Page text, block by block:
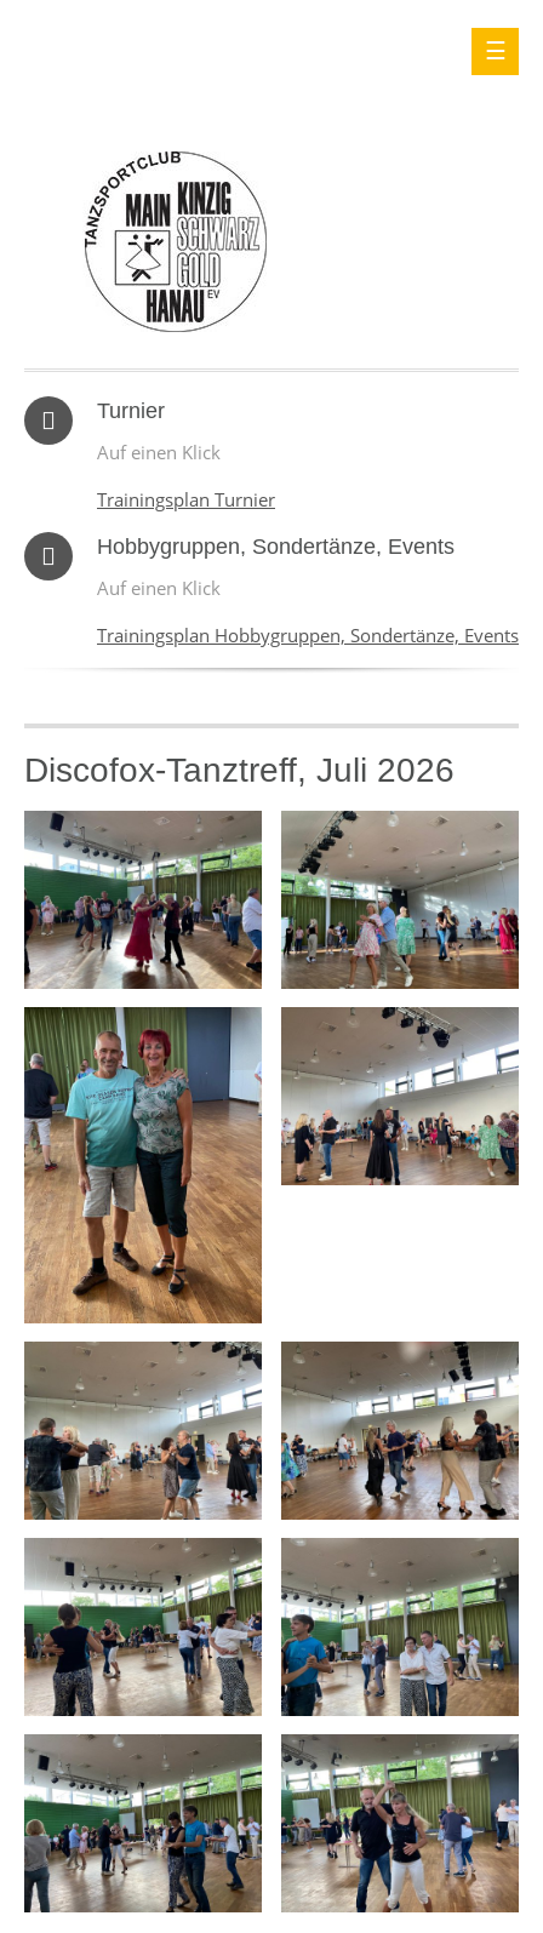
Turnier
Auf einen Klick
Trainingsplan Turnier
Hobbygruppen, Sondertänze, Events
Auf einen Klick
Trainingsplan Hobbygruppen, Sondertänze, Events
Discofox-Tanztreff, Juli 2026